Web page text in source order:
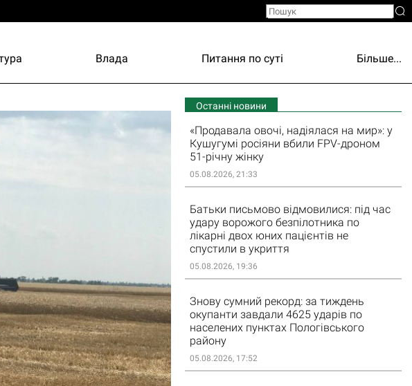
Влада Питання по суті Більше...
Останні новини
«Продавала овочі, надіялася на мир»: у
Кушугумі росіяни вбили FPV-дроном
51-річну жінку
05.08.2026, 21:33
Батьки письмово відмовилися: під час
удару ворожого безпілотника по
лікарні двох юних пацієнтів не
спустили в укриття
05.08.2026, 19:36
Знову сумний рекорд: за тиждень
окупанти завдали 4625 ударів по
населених пунктах Пологівського
району
05.08.2026, 17:52